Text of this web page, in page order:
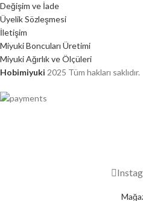
Değişim ve İade
Üyelik Sözleşmesi
İletişim
Miyuki Boncuları Üretimi
Miyuki Ağırlık ve Ölçüleri
Hobimiyuki 2025 Tüm hakları saklıdır.